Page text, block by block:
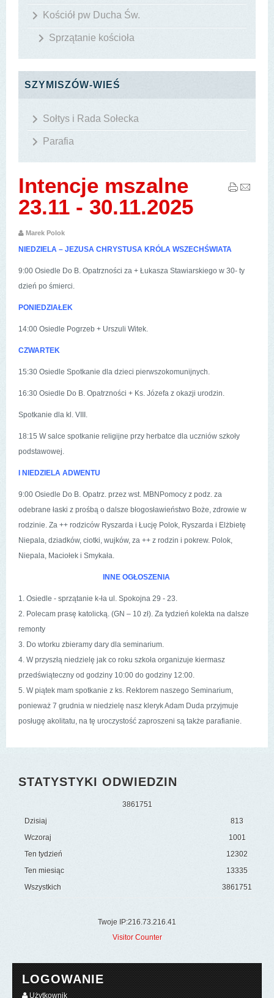
Kościół pw Ducha Św.
Sprzątanie kościoła
SZYMISZÓW-WIEŚ
Sołtys i Rada Sołecka
Parafia
Intencje mszalne
23.11 - 30.11.2025
Marek Polok
NIEDZIELA – JEZUSA CHRYSTUSA KRÓLA WSZECHŚWIATA
9:00 Osiedle Do B. Opatrzności za + Łukasza Stawiarskiego w 30- ty
dzień po śmierci.
PONIEDZIAŁEK
14:00 Osiedle Pogrzeb + Urszuli Witek.
CZWARTEK
15:30 Osiedle Spotkanie dla dzieci pierwszokomunijnych.
16:30 Osiedle Do B. Opatrzności + Ks. Józefa z okazji urodzin.
Spotkanie dla kl. VIII.
18:15 W salce spotkanie religijne przy herbatce dla uczniów szkoły
podstawowej.
I NIEDZIELA ADWENTU
9:00 Osiedle Do B. Opatrz. przez wst. MBNPomocy z podz. za
odebrane łaski z prośbą o dalsze błogosławieństwo Boże, zdrowie w
rodzinie. Za ++ rodziców Ryszarda i Łucję Polok, Ryszarda i Elżbietę
Niepala, dziadków, ciotki, wujków, za ++ z rodzin i pokrew. Polok,
Niepala, Maciołek i Smykała.
INNE OGŁOSZENIA
1. Osiedle - sprzątanie k-ła ul. Spokojna 29 - 23.
2. Polecam prasę katolicką. (GN – 10 zł). Za tydzień kolekta na dalsze
remonty
3. Do wtorku zbieramy dary dla seminarium.
4. W przyszłą niedzielę jak co roku szkoła organizuje kiermasz
przedświąteczny od godziny 10:00 do godziny 12:00.
5. W piątek mam spotkanie z ks. Rektorem naszego Seminarium,
ponieważ 7 grudnia w niedzielę nasz kleryk Adam Duda przyjmuje
posługę akolitatu, na tę uroczystość zaproszeni są także parafianie.
STATYSTYKI ODWIEDZIN
3861 751
Dzisiaj
Wczoraj
Ten tydzień
Ten miesiąc
Wszystkich
813
1001
12302
13335
3861751
Twoje IP:216.73.216.41
Visitor Counter
LOGOWANIE
Użytkownik